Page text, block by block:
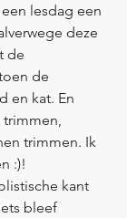
lesdag een
deze
de
de
en kat. En
trimmen. Ik
:)!
bleef